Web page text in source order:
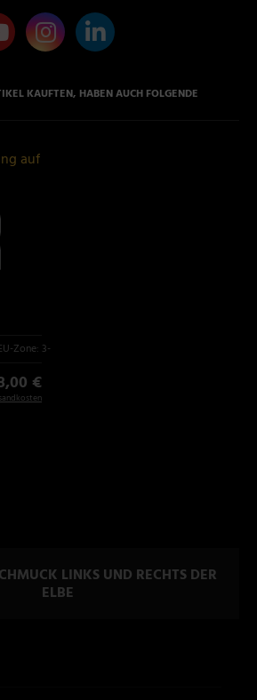
KAUFTEN, HABEN AUCH FOLGENDE
auf
Zone: 3-6 Tage
€
LINKS UND RECHTS DER
ELBE